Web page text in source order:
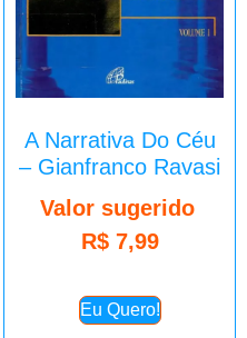
A Narrativa Do Céu
– Gianfranco Ravasi
Valor sugerido
R$7,99
Eu Quero!